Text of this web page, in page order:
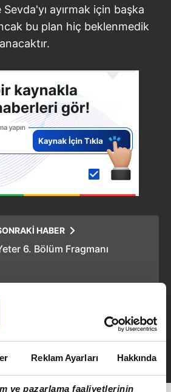
Reklam Ayarları Hakkında
ve pazarlama faaliyetlerinin
ayırmak için başka
bu plan hiç beklenmedik
HABER
6. Bölüm Fragmanı
9. bölüm
I ''Aşk
bir şey değil...''